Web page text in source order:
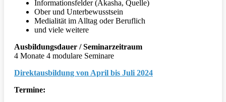
Informationsfelder (Akasha, Quelle)
Ober und Unterbewusstsein
Medialität im Alltag oder Beruflich
und viele weitere
Ausbildungsdauer / Seminarzeitraum
4 Monate 4 modulare Seminare
Direktausbildung von April bis Juli 2024
Termine: